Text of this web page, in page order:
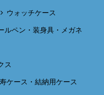
ウォッチケース
ルペン・装身具・メガネ
ス
寿ケース・結納用ケース